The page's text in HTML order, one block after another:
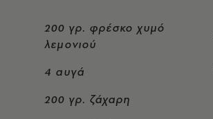
200 γρ. φρέσκο χυμό
λεμονιού
4 αυγά
200 γρ. ζάχαρη